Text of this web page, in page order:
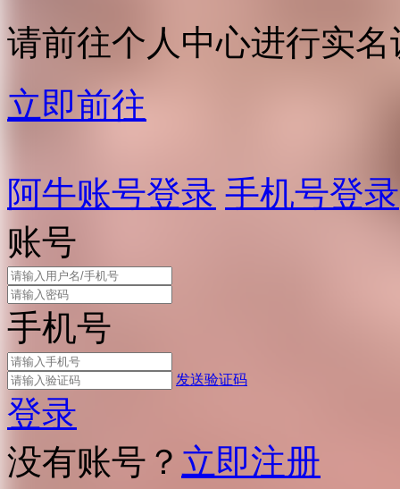
请前往个人中心进行实名
立即前往
阿牛账号登录 手机号登录
账号
手机号
发送验证码
登录
没有账号？ 立即注册